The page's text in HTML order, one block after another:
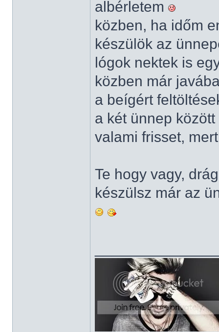
albérletem
közben, ha időm
készülök az
lógok nektek is
közben már
a beígért
a két ünnep
valami frisset,
Te hogy vagy,
készülsz már az